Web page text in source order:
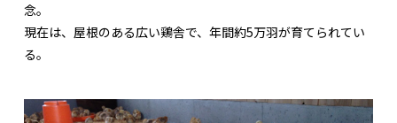
念。
現在は、屋根のある広い鶏舎で、年間約5万羽が育てられてい
る。